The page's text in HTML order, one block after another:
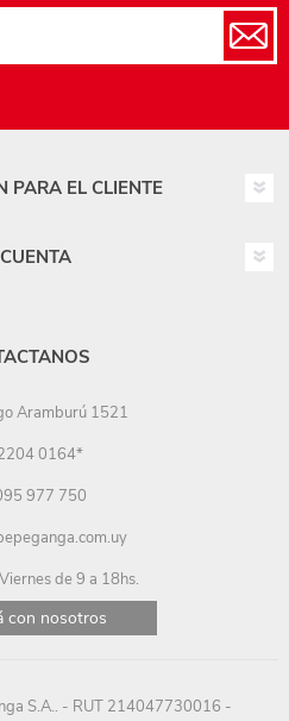
PARA EL CLIENTE
Aramburú 1521
0164*
977 750
de 9 a 18hs.
con nosotros
S.A.. - RUT 214047730016 -